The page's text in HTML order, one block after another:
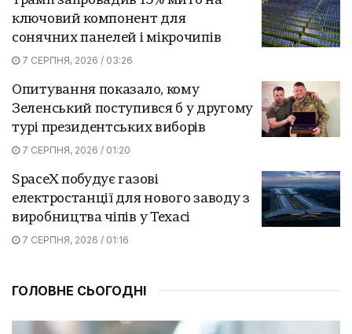
ключовий компонент для
сонячних панелей і мікрочипів
7 СЕРПНЯ, 2026 / 03:26
Опитування показало, кому
Зеленський поступився б у другому
турі президентських виборів
7 СЕРПНЯ, 2026 / 01:20
SpaceX побудує газові
електростанції для нового заводу з
виробництва чіпів у Техасі
7 СЕРПНЯ, 2026 / 01:16
ГОЛОВНЕ СЬОГОДНІ